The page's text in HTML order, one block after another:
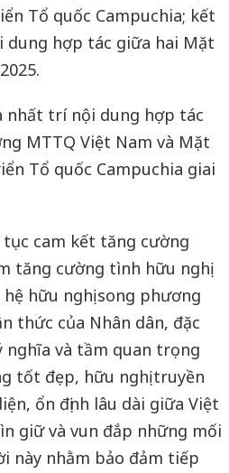
Tổ quốc Campuchia; kết
dung hợp tác giữa hai Mặt
trí nội dung hợp tác
MTTQ Việt Nam và Mặt
Tổ quốc Campuchia giai
cam kết tăng cường
tăng cường tình hữu nghị
hữu nghị song phương
thức của Nhân dân, đặc
nghĩa và tầm quan trọng
tốt đẹp, hữu nghị truyền
ổn định lâu dài giữa Việt
giữ và vun đắp những mối
này nhằm bảo đảm tiếp